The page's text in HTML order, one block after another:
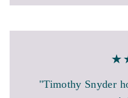
"Timothy Snyder